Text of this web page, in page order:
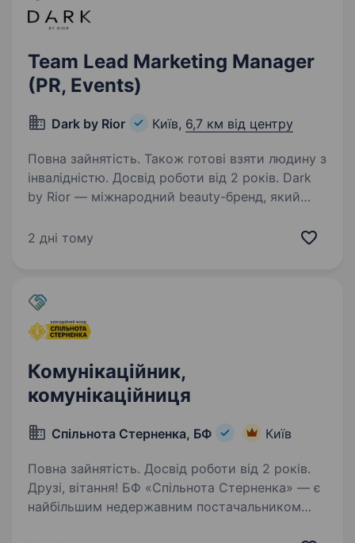
Team Lead Marketing Manager
(PR, Events)
Dark by Rior Київ, 6,7 км від центру
Повна зайнятість. Також готові взяти людину з
інвалідністю. Досвід роботи від 2 років. Dark
by Rior — міжнародний beauty-бренд, який
Європи.Напрямок PR & Events шукає Senior
2 дні тому
Комунікаційник,
комунікаційниця
Спільнота Стерненка, БФ Київ
Повна зайнятість. Досвід роботи від 2 років.
Друзі, вітання! БФ «Спільнота Стерненка» — є
найбільшим недержавним постачальником